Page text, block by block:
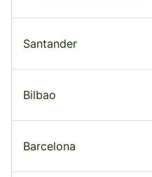
Santander
Bilbao
Barcelona